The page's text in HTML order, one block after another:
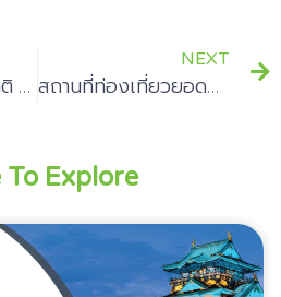
10 ประเทศ 10 รสชาติ เบียร์แบบพิเศษที่คุณต้องลอง
NEXT
สถานที่ท่องเที่ยวยอดนิยมในมาเลเซียเที่ยวไหนดี?!
To Explore